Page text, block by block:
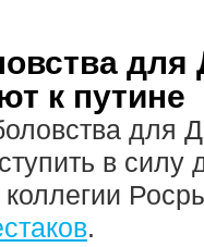
для
к путине
для
в силу
.